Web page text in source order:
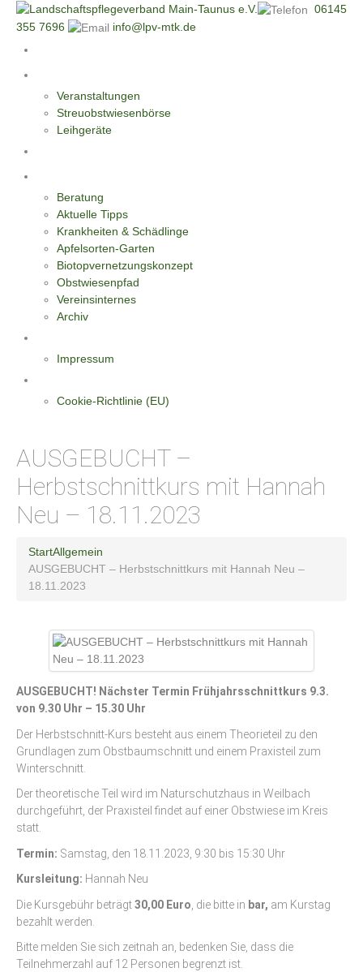
06145
355 7696
info@lpv-mtk.de
Veranstaltungen
Streuobstwiesenbörse
Leihgeräte
Beratung
Aktuelle Tipps
Krankheiten & Schädlinge
Apfelsorten-Garten
Biotopvernetzungskonzept
Obstwiesenpfad
Vereinsinternes
Archiv
Impressum
Cookie-Richtlinie (EU)
AUSGEBUCHT –
Herbstschnittkurs mit Hannah
Neu – 18.11.2023
StartAllgemein
AUSGEBUCHT – Herbstschnittkurs mit Hannah Neu –
18.11.2023
AUSGEBUCHT! Nächster Termin Frühjahrsschnittkurs 9.3.
von 9.30 Uhr – 15.30 Uhr
Der Herbstschnitt-Kurs besteht aus einem Theorieteil zu den
Grundlagen zum Obstbaumschnitt und einem Praxisteil zum
Winterschnitt.
Der theoretische Teil wird im Naturschutzhaus in Weilbach
durchgeführt, der Praxisteil findet auf einer Obstwiese im Kreis
statt.
Termin: Samstag, den 18.11.2023, 9:30 bis 15:30 Uhr
Kursleitung: Hannah Neu
Die Kursgebühr beträgt30,00 Euro , die bitte in bar, am Kurstag
bezahlt werden.
Bitte melden Sie sich zeitnah an, bedenken Sie, dass die
Teilnehmerzahl auf 12 Personen begrenzt ist.